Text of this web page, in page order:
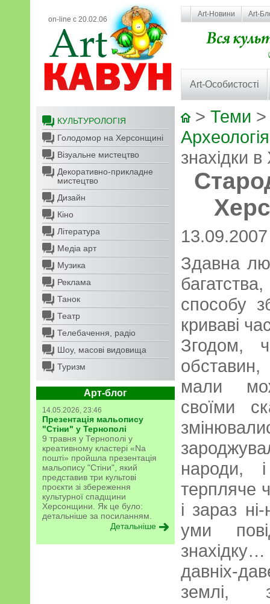
on-line с 20.02.06
Art-Новини Art-
Art-Особистості
КУЛЬТУРОЛОГІЯ
Голодомор на Херсонщині
Візуальне мистецтво
Декоративно-прикладне
мистецтво
Дизайн
Кіно
Література
Медіа арт
Музика
Реклама
Танок
Театр
Телебачення, радіо
Шоу, масові видовища
Туризм
Арт-блог
14.05.2026, 23:46
Презентація мальопису
"Стіни" у Тернополі
9 травня у Тернополі у
креативному кластері «Na
пошті» пройшла презентація
мальопису "Стіни", який
представив три культові
проєкти зі збереження
культурної спадщини
Херсонщини. Як це було:
детальніше за посиланням.
Детальніше
> Теми
знахідки в
13.09.2007
Здавна
способу
криваві
Згодом,
мали
своїми
народи,
терпляче
і зараз
уми
давніх-
землі,